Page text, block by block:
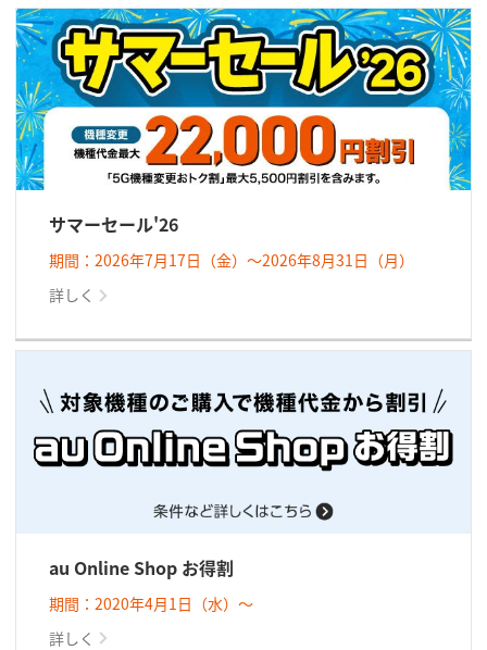
サマーセール'26
期間：2026年7月17日（金）～2026年8月31日（月）
詳しく
au Online Shop お得割
期間：2020年4月1日（水）～
詳しく